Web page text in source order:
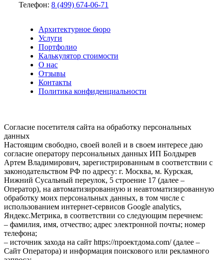
Телефон: 8 (499) 674-06-71
Архитектурное бюро
Услуги
Портфолио
Калькулятор стоимости
О нас
Отзывы
Контакты
Политика конфиденциальности
Согласие посетителя сайта на обработку персональных
данных
Настоящим свободно, своей волей и в своем интересе даю
согласие оператору персональных данных ИП Болдырев
Артем Владимирович, зарегистрированным в соответствии с
законодательством РФ по адресу: г. Москва, м. Курская,
Нижний Сусальный переулок, 5 строение 17 (далее –
Оператор), на автоматизированную и неавтоматизированную
обработку моих персональных данных, в том числе с
использованием интернет-сервисов Google analytics,
Яндекс.Метрика, в соответствии со следующим перечнем:
– фамилия, имя, отчество; адрес электронной почты; номер
телефона;
– источник захода на сайт https://проектдома.com/ (далее –
Сайт Оператора) и информация поискового или рекламного